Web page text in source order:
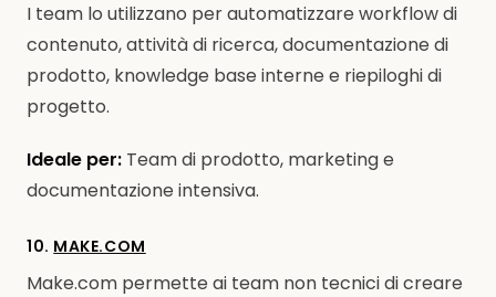
I team lo utilizzano per automatizzare workflow di
contenuto, attività di ricerca, documentazione di
prodotto, knowledge base interne e riepiloghi di
progetto.
Ideale per: Team di prodotto, marketing e
documentazione intensiva.
10. MAKE.COM
Make.com permette ai team non tecnici di creare